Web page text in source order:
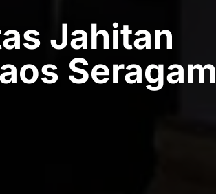
Jahitan
Seragam